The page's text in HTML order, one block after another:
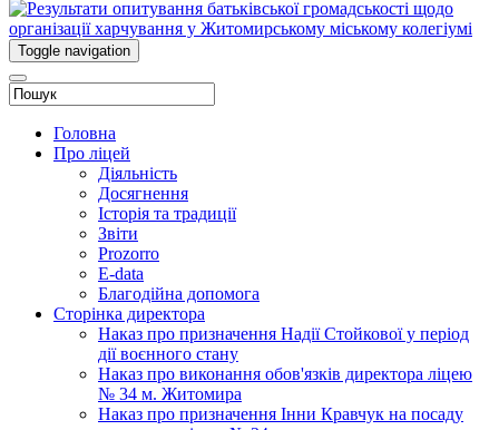
Toggle navigation
Головна
Про ліцей
Діяльність
Досягнення
Історія та традиції
Звіти
Prozorro
E-data
Благодійна допомога
Сторінка директора
Наказ про призначення Надії Стойкової у період
дії воєнного стану
Наказ про виконання обов'язків директора ліцею
№ 34 м. Житомира
Наказ про призначення Інни Кравчук на посаду